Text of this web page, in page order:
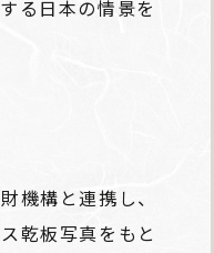
する日本の情景を
機構と連携し、
乾板写真をもと